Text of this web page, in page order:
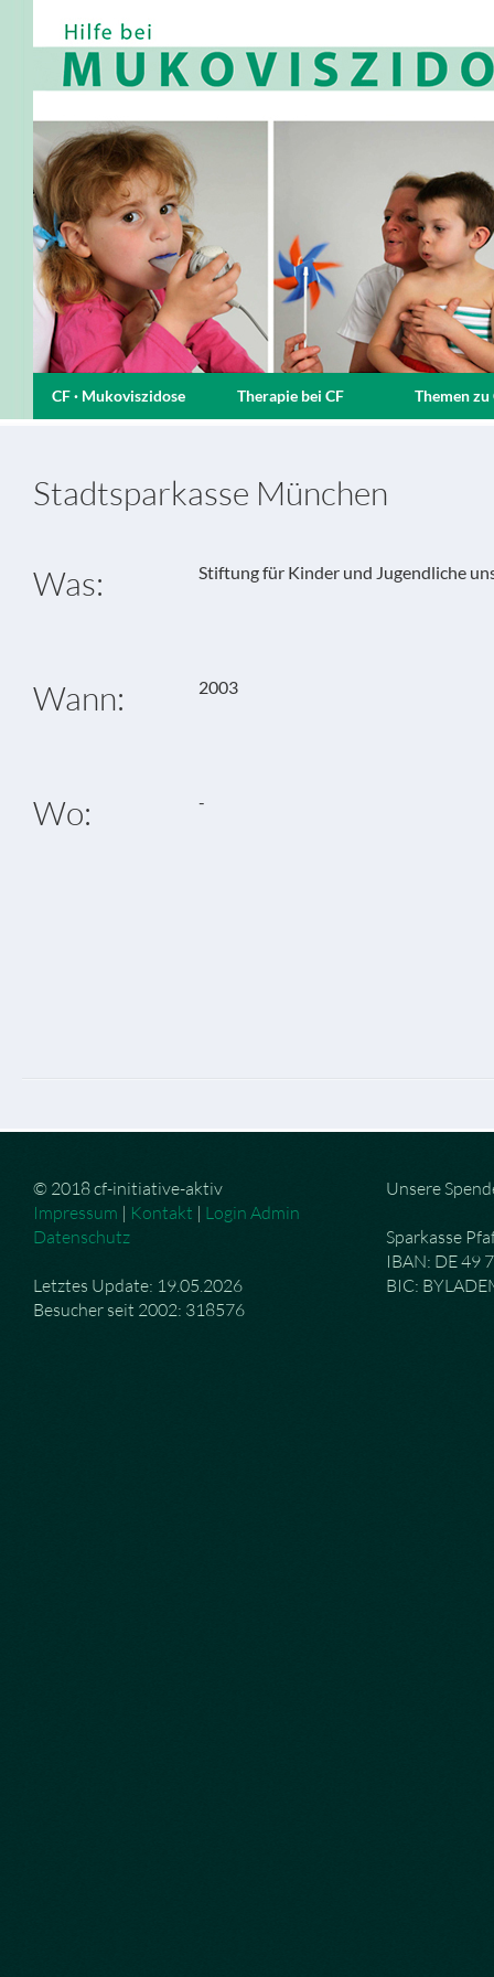
CF · Mukoviszidose Therapie bei CF Themen zu
Stadtsparkasse München
Was: Stiftung für Kinder und Jugendliche
Wann: 2003
Wo: -
© 2018 cf-initiative-aktiv
Impressum | Kontakt | Login Admin
Datenschutz
Letztes Update: 19.05.2026
Besucher seit 2002: 318576
Unsere
Sparkasse
IBAN: DE 49
BIC: